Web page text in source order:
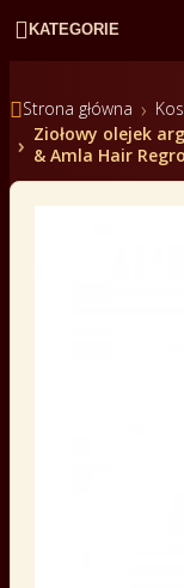
 KATEGORIE
Strona główna
Ziołowy olejek
& Amla Hair
Jovees